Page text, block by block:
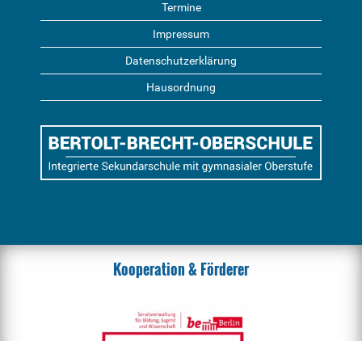
Termine
Impressum
Datenschutzerklärung
Hausordnung
Kooperation & Förderer